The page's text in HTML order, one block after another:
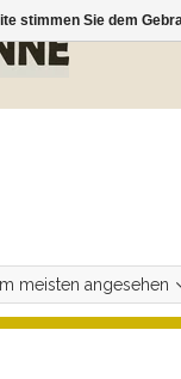
meisten angesehen
stimmen Sie dem